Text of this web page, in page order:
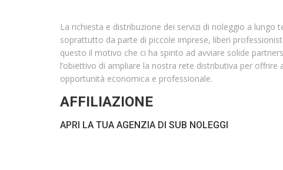
La richiesta e distribuzione dei servizi di noleggio a lungo
soprattutto da parte di piccole imprese, liberi
questo il motivo che ci ha spinto ad avviare solide
l’obiettivo di ampliare la nostra rete distributiva per offrire
opportunità economica e professionale.
AFFILIAZIONE
APRI LA TUA AGENZIA DI SUB NOLEGGI